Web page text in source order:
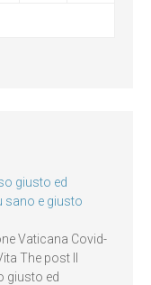
giusto ed
sano e giusto
Vaticana Covid-
The post Il
giusto ed